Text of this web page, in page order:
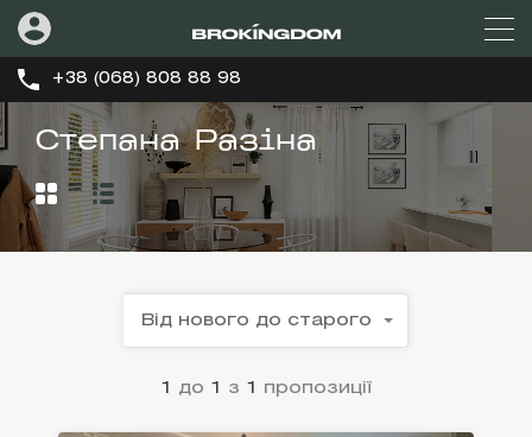
+38 (068) 808 88 98
Степана Разіна
1 до 1 з 1 пропозиції
Від нового до старого